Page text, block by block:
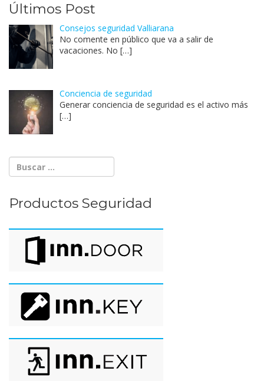
Últimos Post
Consejos seguridad Valliarana
No comente en público que va a salir de
vacaciones. No […]
Conciencia de seguridad
Generar conciencia de seguridad es el activo más
[…]
Productos Seguridad